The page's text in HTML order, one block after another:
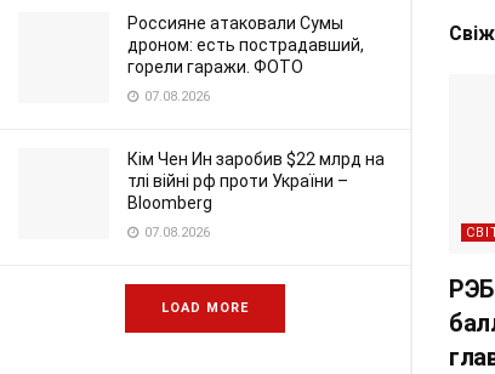
Россияне атаковали Сумы
дроном: есть пострадавший,
горели гаражи. ФОТО
07.08.2026
Кім Чен Ин заробив $22 млрд на
тлі війні рф проти України –
Bloomberg
07.08.2026
LOAD MORE